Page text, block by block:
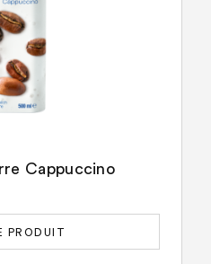
Cappuccino
PRODUIT